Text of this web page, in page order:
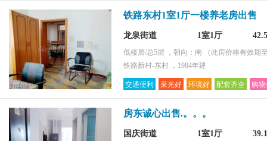
铁路东村1室1厅一楼养老房出售
龙泉街道 1室1厅
低楼层/总5层 ，朝向：南
（此房价格有效期
铁路新村-东村 ，1984年建
交通便利 采光好 环境好 配套齐全 购
房东诚心出售.。。。
国庆街道 1室1厅